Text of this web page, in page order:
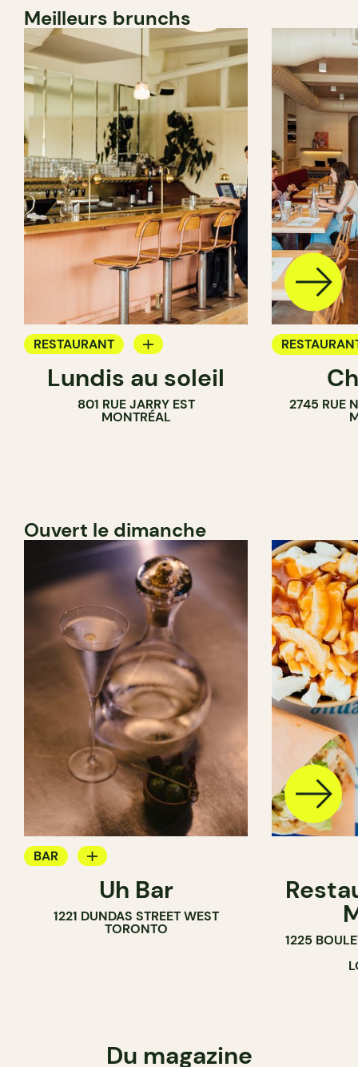
Meilleurs brunchs
RESTAURANT
BAR À VIN
Lundis au soleil
801 RUE JARRY EST
MONTRÉAL
2745 RUE
Ouvert le dimanche
BAR
BAR À COCKTAILUh Bar
1221 DUNDAS STREET WEST
TORONTO
1225
Du magazine